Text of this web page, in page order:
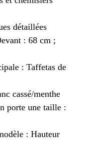
détaillées
: 68 cm ;
: Taffetas de
cassé/menthe
porte une taille :
: Hauteur